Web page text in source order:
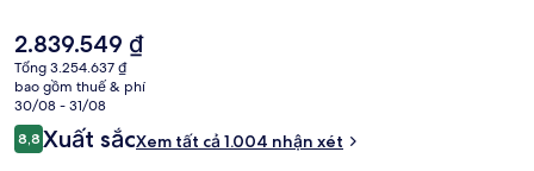
Du khách đánh giá cao nhân viên nhiệt tình. Nơi lưu trú cách dịch vụ
giao thông công cộng chỉ một quãng đi bộ ngắn: cách Ga metro
Colbert vài bước chân và Ga Jules Guesde 3 phút.
Giá
hiện
tại
là
2.839.549 ₫
2.839.549 ₫
Tổng 3.254.637 ₫
bao gồm thuế & phí
30/08 - 31/08
Nhận
xét
8,88,8 trên 10,
Xuất sắcXem tất cả 1.004 nhận xét